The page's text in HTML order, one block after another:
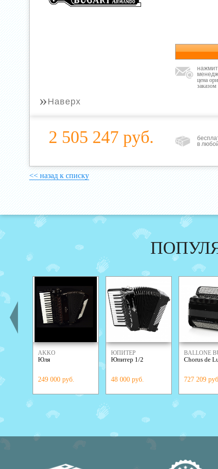
цена
заказом
» Наверх
2 505 247 руб.
в
<< назад к списку
AKKO
Юля
249 000 руб.
ЮПИТЕР
Юпитер 1/2
48 000 руб.
BALLONE
Chorus de
727 209